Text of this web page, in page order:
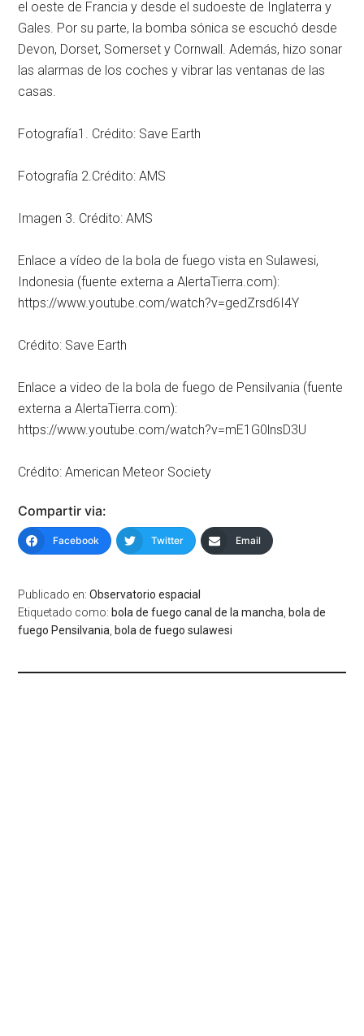
el oeste de Francia y desde el sudoeste de Inglaterra y
Gales. Por su parte, la bomba sónica se escuchó desde
Devon, Dorset, Somerset y Cornwall. Además, hizo sonar
las alarmas de los coches y vibrar las ventanas de las
casas.
Fotografía1. Crédito: Save Earth
Fotografía 2.Crédito: AMS
Imagen 3. Crédito: AMS
Enlace a vídeo de la bola de fuego vista en Sulawesi,
Indonesia (fuente externa a AlertaTierra.com):
https://www.youtube.com/watch?v=gedZrsd6I4Y
Crédito: Save Earth
Enlace a video de la bola de fuego de Pensilvania (fuente
externa a AlertaTierra.com):
https://www.youtube.com/watch?v=mE1G0lnsD3U
Crédito: American Meteor Society
Compartir via:
Facebook Twitter Email
Publicado en:Observatorio espacial
Etiquetado como: bola de fuego canal de la mancha, bola de
fuego Pensilvania, bola de fuego sulawesi